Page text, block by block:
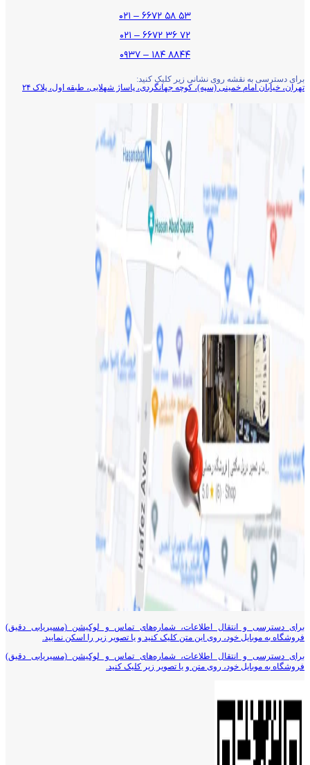
۵۳ ۵۸ ۶۶۷۲ – ۰۲۱
۷۲ ۳۶ ۶۶۷۲ – ۰۲۱
۸۸۴۴ ۱۸۴ – ۰۹۳۷
برای دسترسی به نقشه روی نشانی زیر کلیک کنید:
تهران، خیابان امام خمینی (سپه)، کوچه جهانگردی،‌ پاساژ شهلایی، طبقه اول، پلاک ۲۴
برای دسترسی و انتقال اطلاعات، شماره‌های تماس و لوکیشن (مسیریابی دقیق)
فروشگاه به موبایل خود، روی این متن کلیک کنید و یا تصویر زیر را اسکن نمایید.
برای دسترسی و انتقال اطلاعات، شماره‌های تماس و لوکیشن (مسیریابی دقیق)
فروشگاه به موبایل خود، روی متن و یا تصویر زیر کلیک کنید.